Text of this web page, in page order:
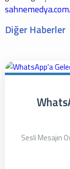
Diğer Haberler
Sesli Mesajın